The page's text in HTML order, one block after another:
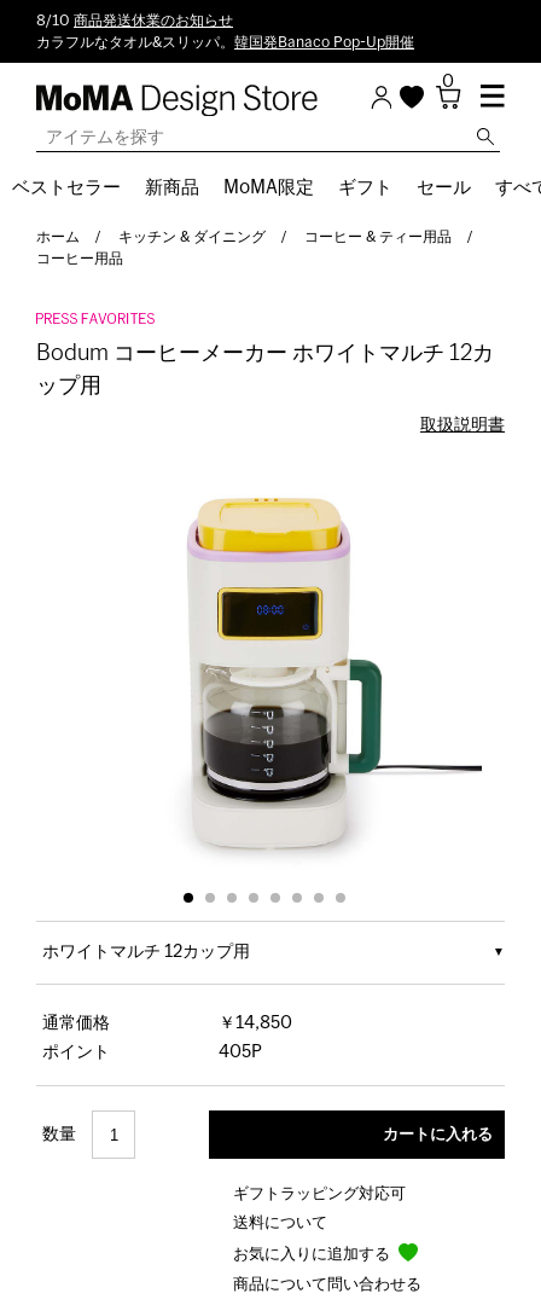
8/10 商品発送休業のお知らせ
カラフルなタオル&スリッパ。 韓国発Banaco Pop-Up開催
0
ベストセラー 新商品 MoMA限定 ギフト セール すべ
ホーム キッチン & ダイニング
コーヒー & ティー用品
コーヒー用品
Bodum コーヒーメーカー ホワイトマルチ 12カ
ップ用
取扱説明書
ホワイトマルチ 12カップ用
通常価格
￥14,850
ポイント
405P
数量
ギフトラッピング対応可
送料について
お気に入りに追加する
商品について問い合わせる